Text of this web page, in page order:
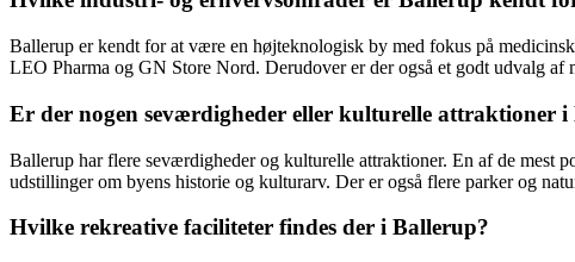
Ballerup er kendt for at være en højteknologisk by med fokus på
LEO Pharma og GN Store Nord. Derudover er der også et godt udvalg
Er der nogen seværdigheder eller kulturelle attraktioner i
Ballerup har flere seværdigheder og kulturelle attraktioner. En af de mest
udstillinger om byens historie og kulturarv. Der er også flere parker og
Hvilke rekreative faciliteter findes der i Ballerup?